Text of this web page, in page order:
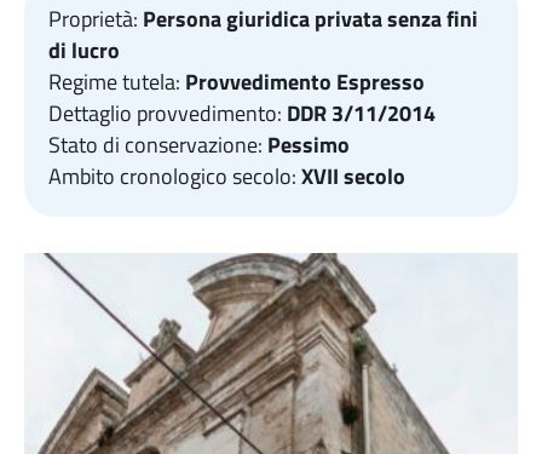
Proprietà: Persona giuridica privata senza fini
di lucro
Regime tutela: Provvedimento Espresso
Dettaglio provvedimento: DDR 3/11/2014
Stato di conservazione: Pessimo
Ambito cronologico secolo:XVII secolo